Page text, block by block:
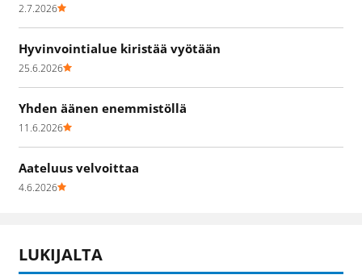
2.7.2026
Hyvinvointialue kiristää vyötään
25.6.2026
Yhden äänen enemmistöllä
11.6.2026
Aateluus velvoittaa
4.6.2026
LUKIJALTA